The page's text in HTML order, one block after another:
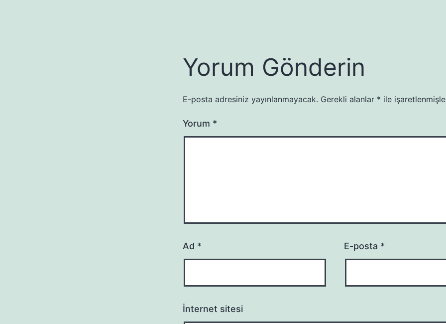
Yorum Gönderin
E-posta adresiniz yayınlanmayacak. Gerekli alanlar * ile
Yorum *
Ad * E-posta *
İnternet sitesi